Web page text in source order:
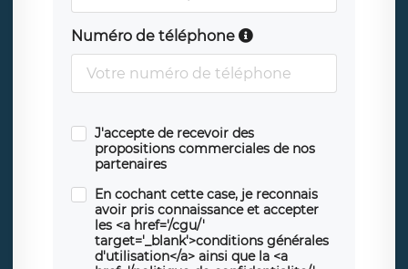
Numéro de téléphone
J'accepte de recevoir des
propositions commerciales de nos
partenaires
En cochant cette case, je reconnais
avoir pris connaissance et accepter
les <a href='/cgu/'
target='_blank'>conditions générales
d'utilisation</a> ainsi que la <a